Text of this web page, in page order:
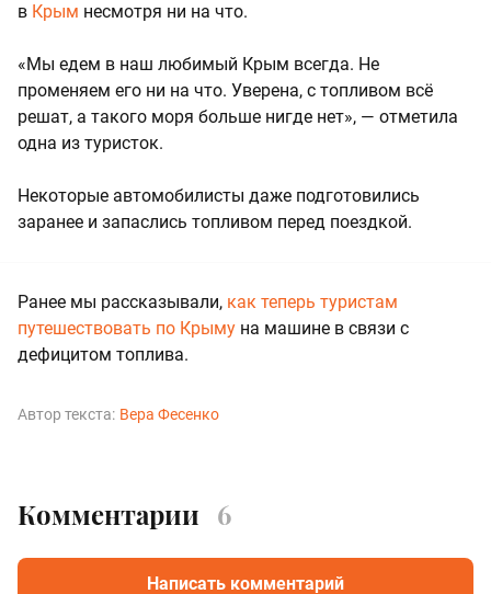
в Крым несмотря ни на что.
«Мы едем в наш любимый Крым всегда. Не
променяем его ни на что. Уверена, с топливом всё
решат, а такого моря больше нигде нет», — отметила
одна из туристок.
Некоторые автомобилисты даже подготовились
заранее и запаслись топливом перед поездкой.
Ранее мы рассказывали, как теперь туристам
путешествовать по Крыму на машине в связи с
дефицитом топлива.
Автор текста: Вера Фесенко
Комментарии 6
Написать комментарий